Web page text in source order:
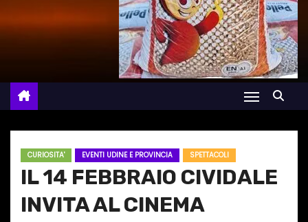
CURIOSITA' EVENTI UDINE E PROVINCIA SPETTACOLI
IL 14 FEBBRAIO CIVIDALE
INVITA AL CINEMA